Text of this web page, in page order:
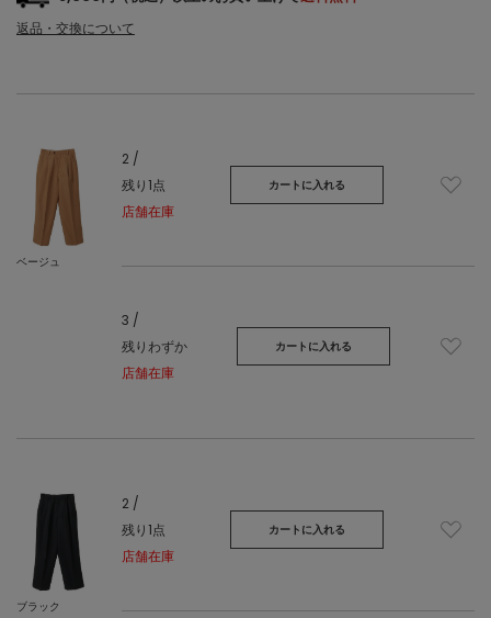
返品・交換について
ベージュ
2 /
残り1点
店舗在庫
カートに入れる
3 /
残りわずか
店舗在庫
カートに入れる
ブラック
2 /
残り1点
店舗在庫
カートに入れる